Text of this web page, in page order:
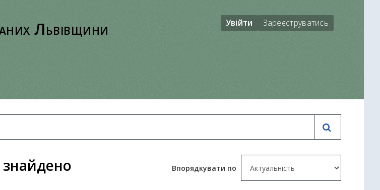
Львівщини Увійти Зареєструватись
Впорядкувати по
знайдено